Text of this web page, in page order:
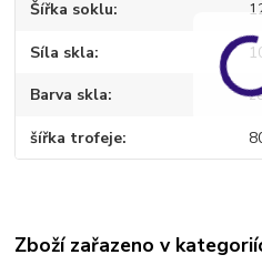
Šířka soklu
Síla skla
Barva skla
šířka trofeje
Zboží zařazeno v